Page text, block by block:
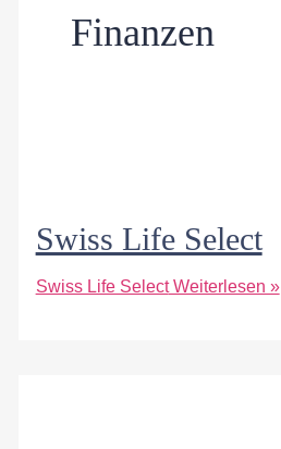
Finanzen
Swiss Life Select
Swiss Life SelectWeiterlesen »